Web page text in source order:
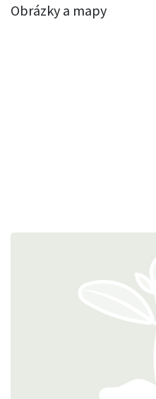
Obrázky a mapy